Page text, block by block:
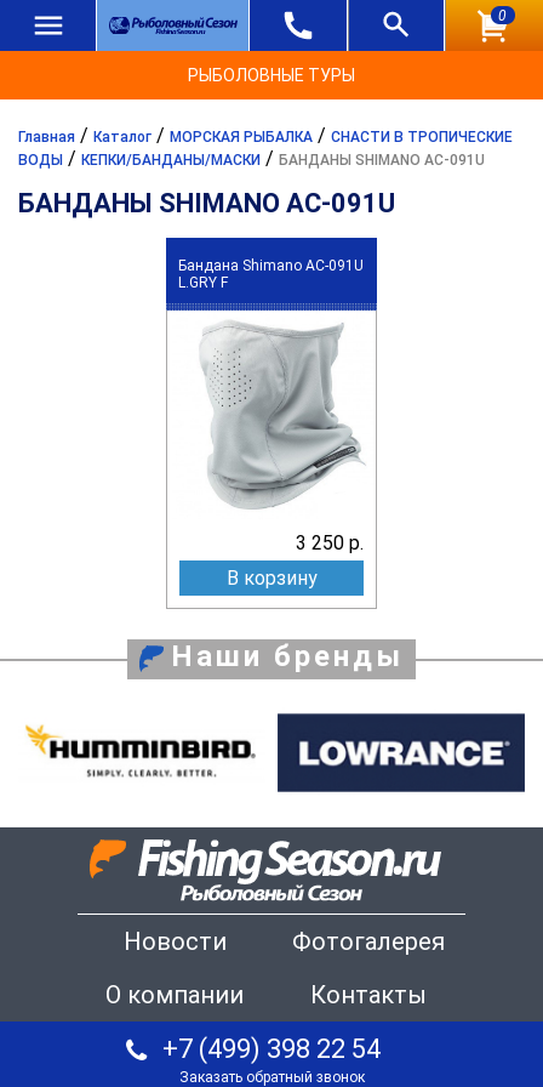
0
РЫБОЛОВНЫЕ ТУРЫ
Главная / Каталог / МОРСКАЯ РЫБАЛКА / СНАСТИ В ТРОПИЧЕСКИЕ
ВОДЫ / КЕПКИ/БАНДАНЫ/МАСКИ / БАНДАНЫ SHIMANO AC-091U
БАНДАНЫ SHIMANO AC-091U
Бандана Shimano AC-091U
L.GRY F
3 250 р.
В корзину
Наши бренды
Новости
Фотогалерея
О компании
Контакты
+7 (499) 398 22 54
Заказать обратный звонок